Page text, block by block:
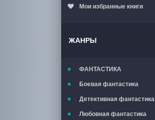
Мои избранные книги
ЖАНРЫ
ФАНТАСТИКА
Боевая фантастика
Детективная фантастика
Любовная фантастика